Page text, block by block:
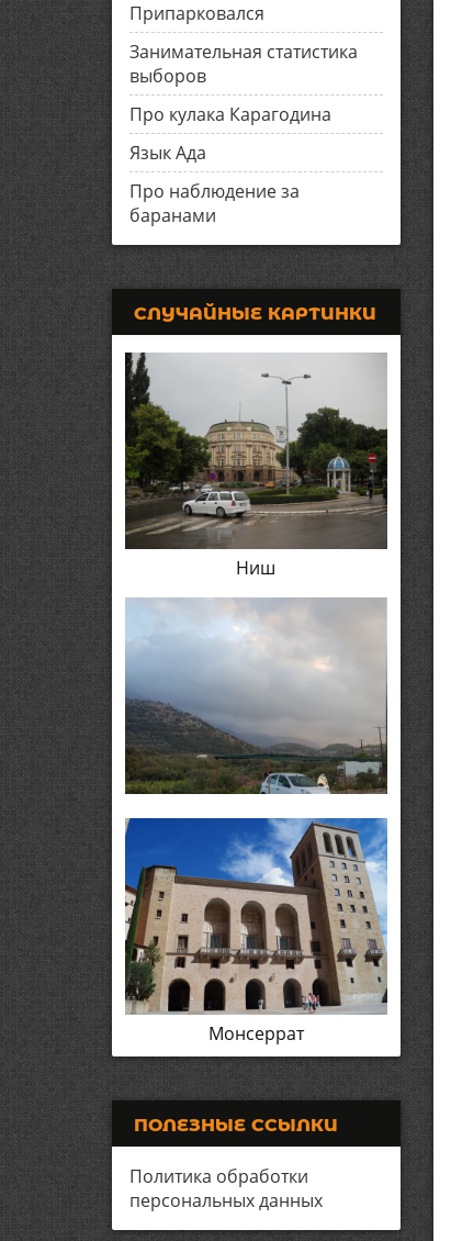
Припарковался
Занимательная статистика
выборов
Про кулака Карагодина
Язык Ада
Про наблюдение за
баранами
СЛУЧАЙНЫЕ КАРТИНКИ
Ниш
Монсеррат
ПОЛЕЗНЫЕ ССЫЛКИ
Политика обработки
персональных данных